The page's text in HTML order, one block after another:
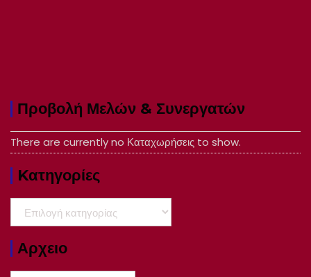
Προβολή Μελών & Συνεργατών
There are currently no Καταχωρήσεις to show.
Kατηγορίες
Αρχειο